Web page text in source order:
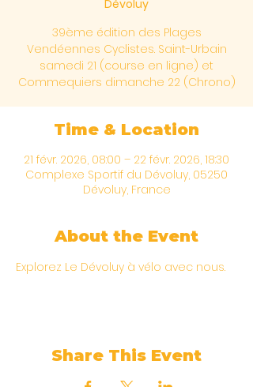
Dévoluy
39ème édition des Plages
Vendéennes Cyclistes. Saint-Urbain
samedi 21 (course en ligne) et
Commequiers dimanche 22 (Chrono)
Time & Location
21 févr. 2026, 08:00 – 22 févr. 2026, 18:30
Complexe Sportif du Dévoluy, 05250
Dévoluy, France
About the Event
Explorez Le Dévoluy à vélo avec nous.
Share This Event